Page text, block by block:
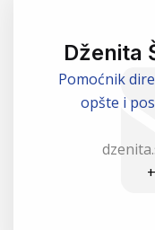
Dženita
Pomoćnik
opšte i